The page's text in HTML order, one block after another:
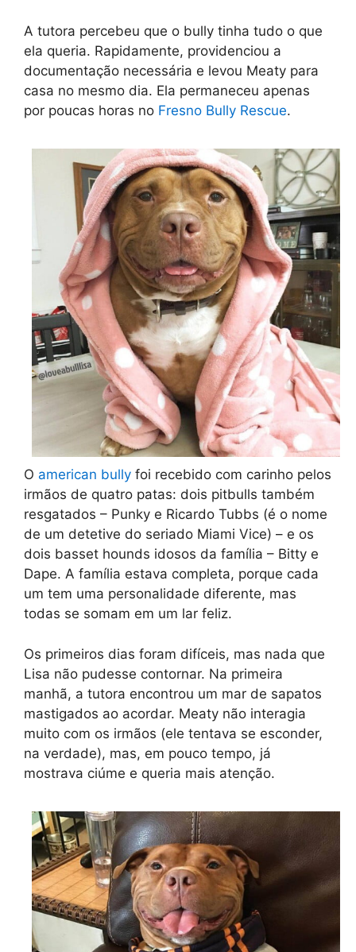
A tutora percebeu que o bully tinha tudo o que
ela queria. Rapidamente, providenciou a
documentação necessária e levou Meaty para
casa no mesmo dia. Ela permaneceu apenas
por poucas horas no Fresno Bully Rescue.
O american bully foi recebido com carinho pelos
irmãos de quatro patas: dois pitbulls também
resgatados – Punky e Ricardo Tubbs (é o nome
de um detetive do seriado Miami Vice) – e os
dois basset hounds idosos da família – Bitty e
Dape. A família estava completa, porque cada
um tem uma personalidade diferente, mas
todas se somam em um lar feliz.
Os primeiros dias foram difíceis, mas nada que
Lisa não pudesse contornar. Na primeira
manhã, a tutora encontrou um mar de sapatos
mastigados ao acordar. Meaty não interagia
muito com os irmãos (ele tentava se esconder,
na verdade), mas, em pouco tempo, já
mostrava ciúme e queria mais atenção.